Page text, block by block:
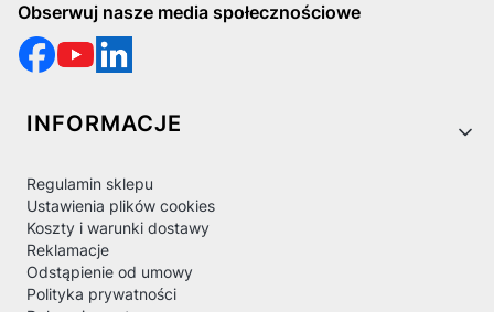
Obserwuj nasze media społecznościowe
Linki w stopce
INFORMACJE
Regulamin sklepu
Ustawienia plików cookies
Koszty i warunki dostawy
Reklamacje
Odstąpienie od umowy
Polityka prywatności